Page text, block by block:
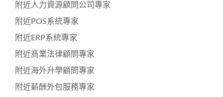
附近人力資源顧問公司專家
附近POS系統專家
附近ERP系統專家
附近商業法律顧問專家
附近海外升學顧問專家
附近薪酬外包服務專家